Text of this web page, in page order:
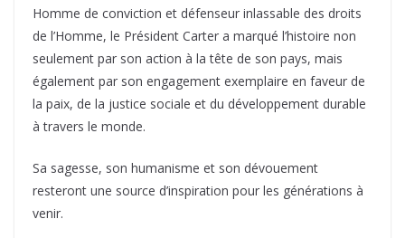
Homme de conviction et défenseur inlassable des droits
de l’Homme, le Président Carter a marqué l’histoire non
seulement par son action à la tête de son pays, mais
également par son engagement exemplaire en faveur de
la paix, de la justice sociale et du développement durable
à travers le monde.
Sa sagesse, son humanisme et son dévouement
resteront une source d’inspiration pour les générations à
venir.